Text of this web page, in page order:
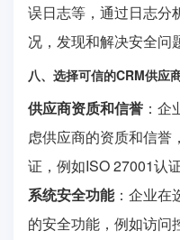
误日志等，通过日志分
况，发现和解决安全问
八、选择可信的CRM供应
供应商资质和信誉 ：
虑供应商的资质和信誉
证，例如ISO 27001认证
系统安全功能：企业在
的安全功能，例如访问